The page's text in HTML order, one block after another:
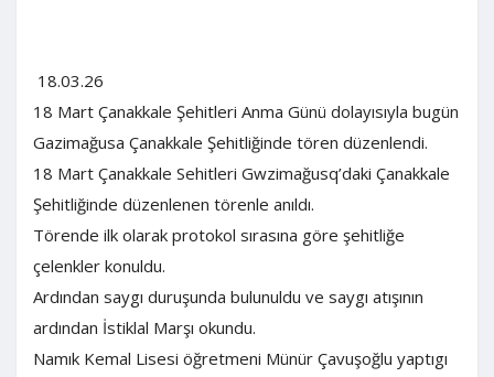
18.03.26
18 Mart Çanakkale Şehitleri Anma Günü dolayısıyla bugün
Gazimağusa Çanakkale Şehitliğinde tören düzenlendi.
18 Mart Çanakkale Sehitleri Gwzimağusq’daki Çanakkale
Şehitliğinde düzenlenen törenle anıldı.
Törende ilk olarak protokol sırasına göre şehitliğe
çelenkler konuldu.
Ardından saygı duruşunda bulunuldu ve saygı atışının
ardından İstiklal Marşı okundu.
Namık Kemal Lisesi öğretmeni Münür Çavuşoğlu yaptıgı